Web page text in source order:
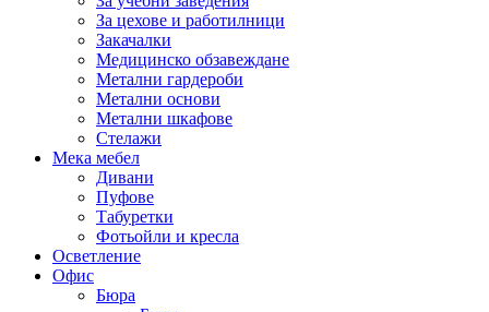
За цехове и работилници
Закачалки
Медицинско обзавеждане
Метални гардероби
Метални основи
Метални шкафове
Стелажи
Мека мебел
Дивани
Пуфове
Табуретки
Фотьойли и кресла
Осветление
Офис
Бюра